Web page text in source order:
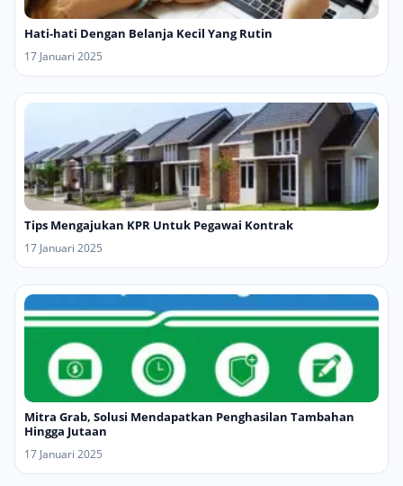
Hati-hati Dengan Belanja Kecil Yang Rutin
17 Januari 2025
Tips Mengajukan KPR Untuk Pegawai Kontrak
17 Januari 2025
Mitra Grab, Solusi Mendapatkan Penghasilan Tambahan
Hingga Jutaan
17 Januari 2025